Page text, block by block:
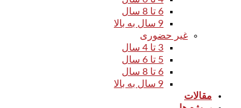
6 تا 8 سال
9 سال به بالا
غیر حضوری
3 تا 4 سال
5 تا 6 سال
6 تا 8 سال
9 سال به بالا
مقالات